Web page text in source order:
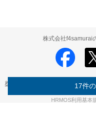
17件
株式会社f4samurai
株式会社f4samurai 株式会社
HRMOS利用基本